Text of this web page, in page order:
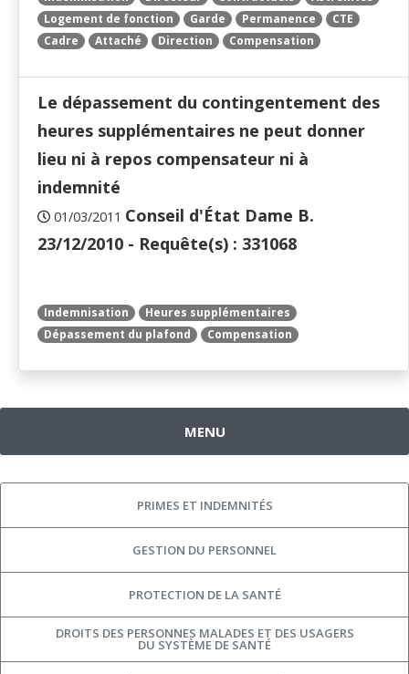
Logement de fonction
Garde Permanence
CTE
Cadre
Attaché Direction Compensation
Le dépassement du contingentement des
heures supplémentaires ne peut donner
lieu ni à repos compensateur ni à
indemnité
01/03/2011 Conseil d'État Dame B.
23/12/2010 - Requête(s) : 331068
Indemnisation
Heures supplémentaires
Dépassement du plafond
Compensation
MENU
PRIMES ET INDEMNITÉS
GESTION DU PERSONNEL
PROTECTION DE LA SANTÉ
DROITS DES PERSONNES MALADES ET DES USAGERS
DU SYSTÈME DE SANTÉ